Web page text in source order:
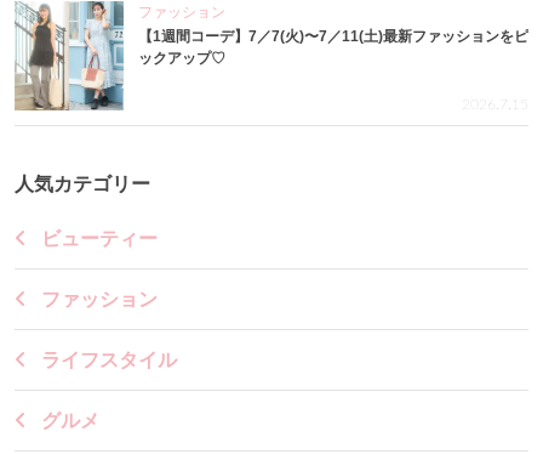
ファッション
【1週間コーデ】7／7(火)〜7／11(土)最新ファッションをピ
ックアップ♡
2026.7.15
人気カテゴリー
ビューティー
ファッション
ライフスタイル
グルメ